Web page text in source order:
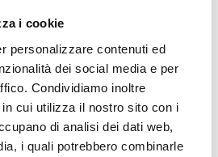
i cookie
personalizzare contenuti ed
dei social media e per
Condividiamo inoltre
cui utilizza il nostro sito con i
di analisi dei dati web,
i quali potrebbero combinarle